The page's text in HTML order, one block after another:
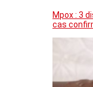
Mpox : 3
cas